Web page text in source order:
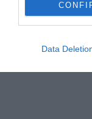
Data